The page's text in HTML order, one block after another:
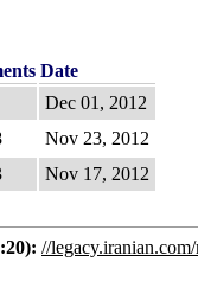
Date
Dec 01, 2012
Nov 23, 2012
Nov 17, 2012
//